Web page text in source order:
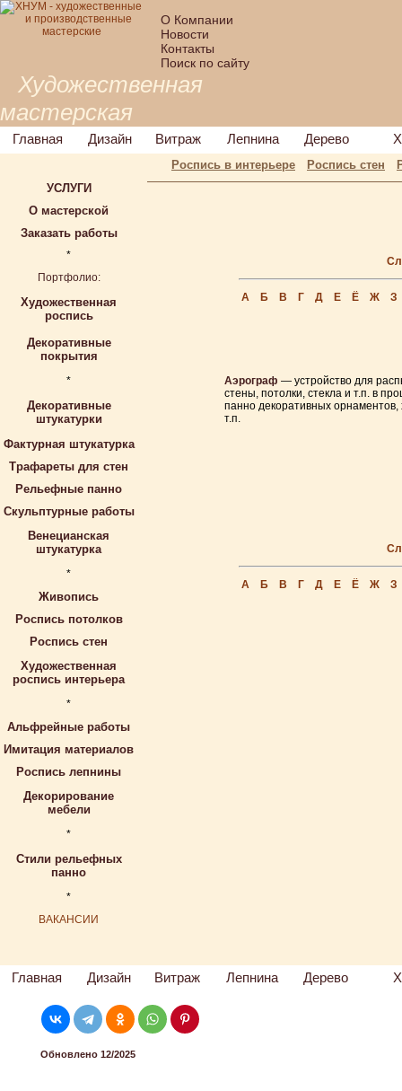
О Компании
Новости
Контакты
Поиск по сайту
Художественная
мастерская
Главная Дизайн Витраж Лепнина Дерево
Роспись в интерьере Роспись стен
УСЛУГИ
О мастерской
Заказать работы
*
Портфолио:
Художественная
роспись
Декоративные
покрытия
*
Декоративные
штукатурки
Фактурная штукатурка
Трафареты для стен
Рельефные панно
Скульптурные работы
Венецианская
штукатурка
*
Живопись
Роспись потолков
Роспись стен
Художественная
роспись интерьера
*
Альфрейные работы
Имитация материалов
Роспись лепнины
Декорирование
мебели
*
Стили рельефных
панно
*
ВАКАНСИИ
А Б В Г Д Е Ё Ж З
Аэрограф — устройство для
стены, потолки, стекла и т.п. в
панно декоративных
т.п.
А Б В Г Д Е Ё Ж З
Главная Дизайн Витраж Лепнина Дерево
Обновлено 12/2025